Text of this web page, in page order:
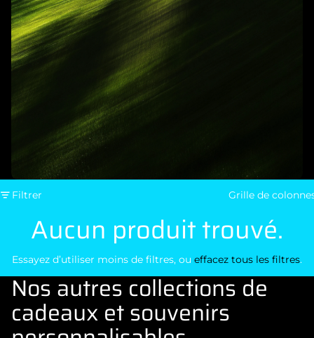
Filtrer Grille de
Aucun produit trouvé.
Essayez d’utiliser moins de filtres, ou effacez tous les filtres.
Nos autres collections de
cadeaux et souvenirs